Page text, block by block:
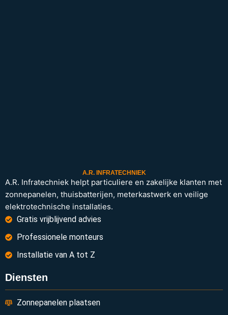
A.R. INFRATECHNIEK
A.R. Infratechniek helpt particuliere en zakelijke klanten met
zonnepanelen, thuisbatterijen, meterkastwerk en veilige
elektrotechnische installaties.
Gratis vrijblijvend advies
Professionele monteurs
Installatie van A tot Z
Diensten
Zonnepanelen plaatsen